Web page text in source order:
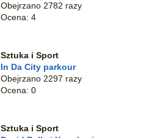
Obejrzano 2782 razy
Ocena: 4
Sztuka i Sport
In Da City parkour
Obejrzano 2297 razy
Ocena: 0
Sztuka i Sport